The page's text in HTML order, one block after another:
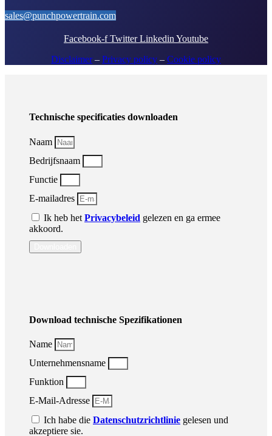
sales@punchpowertrain.com
Facebook-f Twitter Linkedin Youtube
Disclaimer– Privacy policy – Cookie policy
Technische specificaties downloaden
Naam
Bedrijfsnaam
Functie
E-mailadres
Ik heb het Privacybeleid gelezen en ga ermee
akkoord.
Download technische Spezifikationen
Name
Unternehmensname
Funktion
E-Mail-Adresse
Ich habe die Datenschutzrichtlinie gelesen und
akzeptiere sie.